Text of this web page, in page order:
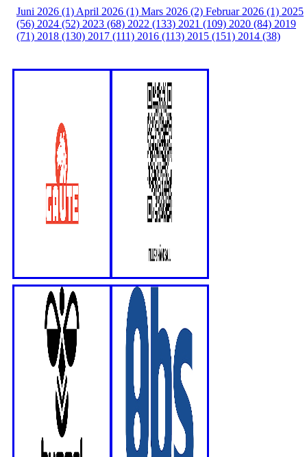
Juni 2026 (1) April 2026 (1) Mars 2026 (2) Februar 2026 (1) 2025
(56) 2024 (52) 2023 (68) 2022 (133) 2021 (109) 2020 (84) 2019
(71) 2018 (130) 2017 (111) 2016 (113) 2015 (151) 2014 (38)